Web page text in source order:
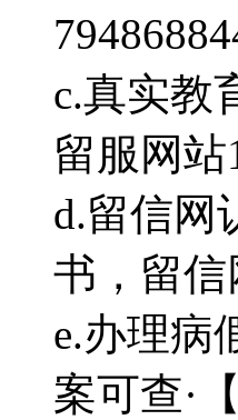
c.真实教
留服网站
d.留信网
书，留信
e.办理病
案可查·